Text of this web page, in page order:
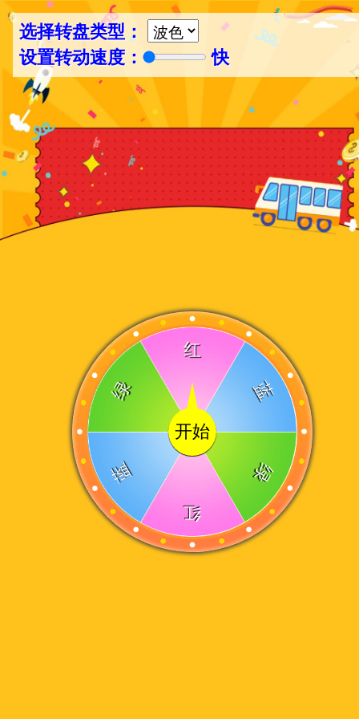
选择转盘类型：
设置转动速度：
快
开始
红
蓝
绿
红
蓝
绿